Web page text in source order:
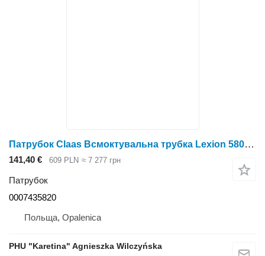
Патрубок Claas Всмоктувальна трубка Lexion 580 0007435820 (Радіатор з кошиком-повітродувкою) до зернозбирального комбайна Claas Lexion 580
141,40 € 609 PLN ≈ 7 277 грн
Патрубок
0007435820
Польща, Opalenica
PHU "Karetina" Agnieszka Wilczyńska